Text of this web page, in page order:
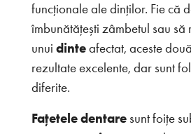
funcționale ale dinților. Fie că
îmbunătățești zâmbetul sau să
unui dinteafectat, aceste
rezultate excelente, dar sunt
diferite.
Fațetele dentaresunt foițe